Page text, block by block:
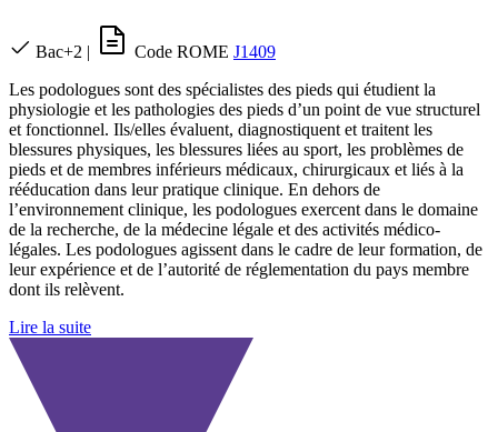
Bac+2 | Code ROME J1409
Les podologues sont des spécialistes des pieds qui étudient la
physiologie et les pathologies des pieds d’un point de vue structurel
et fonctionnel. Ils/elles évaluent, diagnostiquent et traitent les
blessures physiques, les blessures liées au sport, les problèmes de
pieds et de membres inférieurs médicaux, chirurgicaux et liés à la
rééducation dans leur pratique clinique. En dehors de
l’environnement clinique, les podologues exercent dans le domaine
de la recherche, de la médecine légale et des activités médico-
légales. Les podologues agissent dans le cadre de leur formation, de
leur expérience et de l’autorité de réglementation du pays membre
dont ils relèvent.
Lire la suite